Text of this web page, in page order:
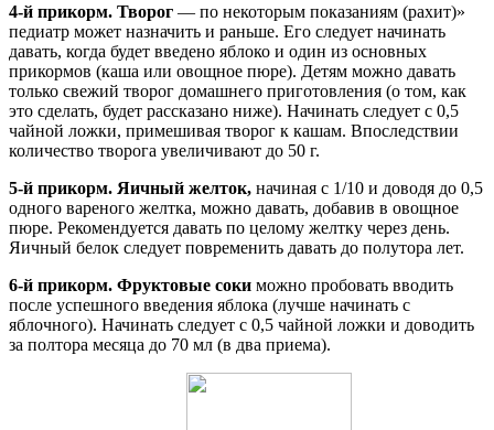
4-й прикорм. Творог — по некоторым показаниям (рахит)»
педиатр может назначить и раньше. Его следует начинать
давать, когда будет введено яблоко и один из основных
прикормов (каша или овощное пюре). Детям можно давать
только свежий творог домашнего приготовления (о том, как
это сделать, будет рассказано ниже). Начинать следует с 0,5
чайной ложки, примешивая творог к кашам. Впоследствии
количество творога увеличивают до 50 г.
5-й прикорм. Яичный желток, начиная с 1/10 и доводя до 0,5
одного вареного желтка, можно давать, добавив в овощное
пюре. Рекомендуется давать по целому желтку через день.
Яичный белок следует повременить давать до полутора лет.
6-й прикорм. Фруктовые соки можно пробовать вводить
после успешного введения яблока (лучше начинать с
яблочного). Начинать следует с 0,5 чайной ложки и доводить
за полтора месяца до 70 мл (в два приема).